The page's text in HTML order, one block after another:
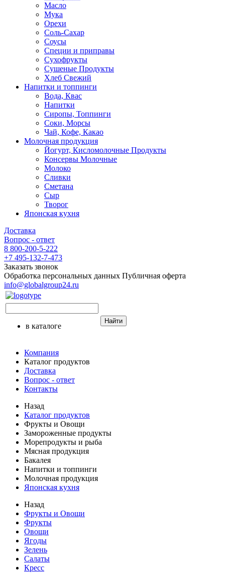
Масло
Мука
Орехи
Соль-Сахар
Соусы
Специи и приправы
Сухофрукты
Сушеные Продукты
Хлеб Свежий
Напитки и топпинги
Вода, Квас
Напитки
Сиропы, Топпинги
Соки, Морсы
Чай, Кофе, Какао
Молочная продукция
Йогурт, Кисломолочные Продукты
Консервы Молочные
Молоко
Сливки
Сметана
Сыр
Творог
Японская кухня
Доставка
Вопрос - ответ
8 800-200-5-222
+7 495-132-7-473
Заказать звонок
Обработка персональных данных Публичная оферта
info@globalgroup24.ru
в каталоге
Найти
Компания
Каталог продуктов
Доставка
Вопрос - ответ
Контакты
Назад
Каталог продуктов
Фрукты и Овощи
Замороженные продукты
Морепродукты и рыба
Мясная продукция
Бакалея
Напитки и топпинги
Молочная продукция
Японская кухня
Назад
Фрукты и Овощи
Фрукты
Овощи
Ягоды
Зелень
Салаты
Кресс